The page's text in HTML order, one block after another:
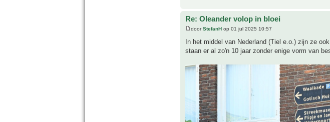
Re: Oleander volop in bloei
doorStefanH op 01 jul 2025 10:57
In het middel van Nederland (Tiel e.o.) zijn ze
staan er al zo'n 10 jaar zonder enige vorm van